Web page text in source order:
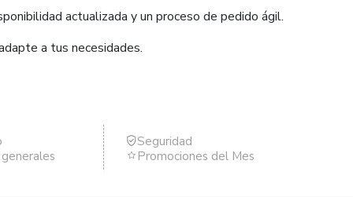
actualizada y un proceso de pedido ágil.
a tus necesidades.
Seguridad
Promociones del Mes